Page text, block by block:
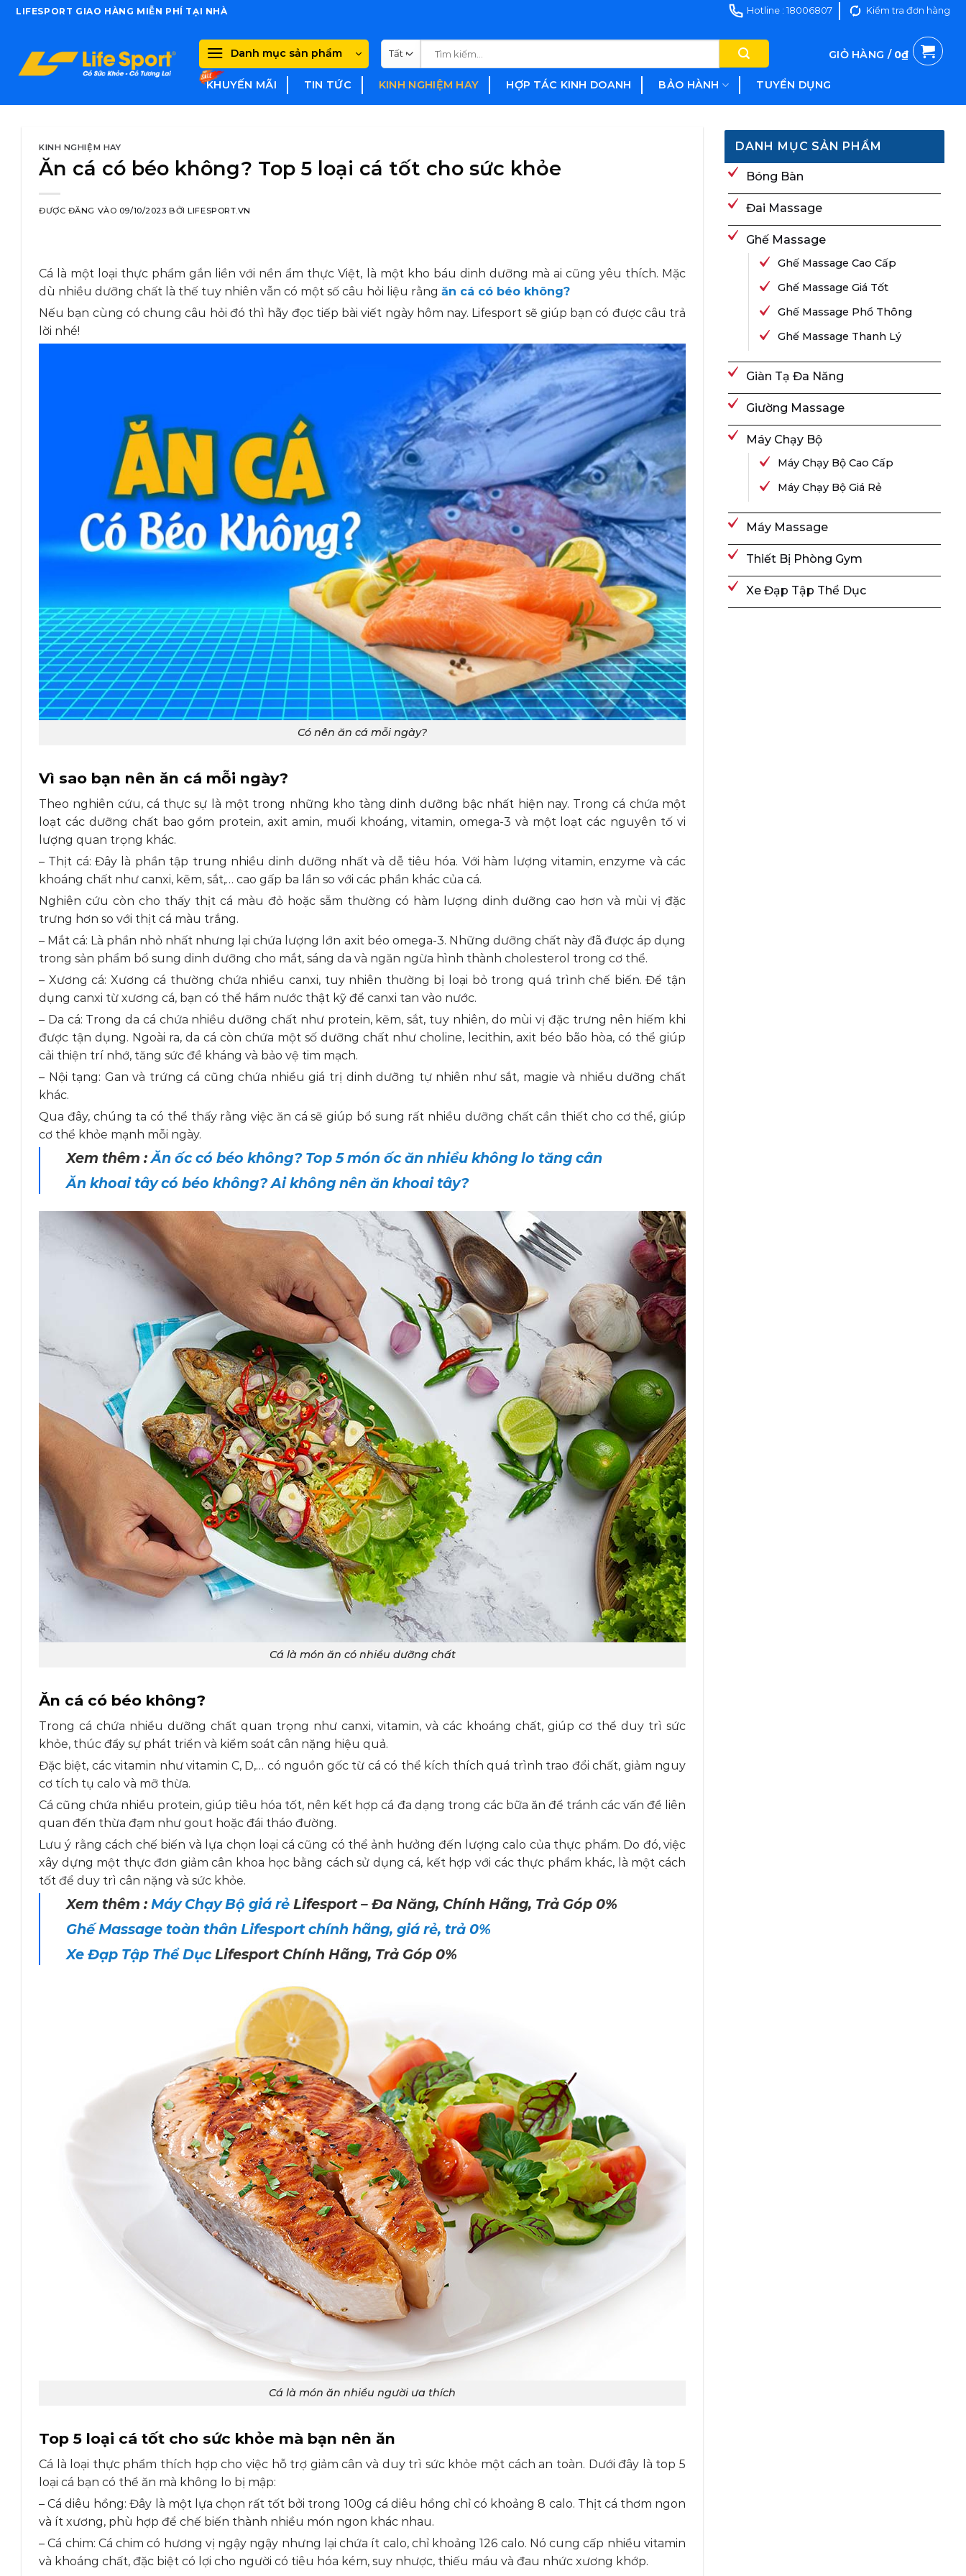
SkipLIFESPORT GIAO HÀNG MIỄN PHÍ TẠI NHÀ Hotline : 18006807 Kiểm tra đơn hàng
Danh mục sản phẩm
kiếm:
KHUYẾN MÃI TIN TỨC KINH NGHIỆM HAY HỢP TÁC KINH DOANH BẢO HÀNH TUYỂN DỤNG
GIỎ HÀNG / 0₫
KINH NGHIỆM HAY
Ăn cá có béo không? Top 5 loại cá tốt cho sức khỏe
ĐƯỢC ĐĂNG VÀO 09/10/2023 BỞILIFESPORT.VN
Cá là một loại thực phẩm gắn liền với nền ẩm thực Việt, là một kho báu dinh dưỡng mà ai cũng yêu thích. Mặc
dù nhiều dưỡng chất là thế tuy nhiên vẫn có một số câu hỏi liệu rằng ăn cá có béo không?
Nếu bạn cùng có chung câu hỏi đó thì hãy đọc tiếp bài viết ngày hôm nay. Lifesport sẽ giúp bạn có được câu trả
lời nhé!
Có nên ăn cá mỗi ngày?
Vì sao bạn nên ăn cá mỗi ngày?
Theo nghiên cứu, cá thực sự là một trong những kho tàng dinh dưỡng bậc nhất hiện nay. Trong cá chứa một
loạt các dưỡng chất bao gồm protein, axit amin, muối khoáng, vitamin, omega-3 và một loạt các nguyên tố vi
lượng quan trọng khác.
– Thịt cá: Đây là phần tập trung nhiều dinh dưỡng nhất và dễ tiêu hóa. Với hàm lượng vitamin, enzyme và các
khoáng chất như canxi, kẽm, sắt,… cao gấp ba lần so với các phần khác của cá.
Nghiên cứu còn cho thấy thịt cá màu đỏ hoặc sẫm thường có hàm lượng dinh dưỡng cao hơn và mùi vị đặc
trưng hơn so với thịt cá màu trắng.
– Mắt cá: Là phần nhỏ nhất nhưng lại chứa lượng lớn axit béo omega-3. Những dưỡng chất này đã được áp dụng
trong sản phẩm bổ sung dinh dưỡng cho mắt, sáng da và ngăn ngừa hình thành cholesterol trong cơ thể.
– Xương cá: Xương cá thường chứa nhiều canxi, tuy nhiên thường bị loại bỏ trong quá trình chế biến. Để tận
dụng canxi từ xương cá, bạn có thể hầm nước thật kỹ để canxi tan vào nước.
– Da cá: Trong da cá chứa nhiều dưỡng chất như protein, kẽm, sắt, tuy nhiên, do mùi vị đặc trưng nên hiếm khi
được tận dụng. Ngoài ra, da cá còn chứa một số dưỡng chất như choline, lecithin, axit béo bão hòa, có thể giúp
cải thiện trí nhớ, tăng sức đề kháng và bảo vệ tim mạch.
– Nội tạng: Gan và trứng cá cũng chứa nhiều giá trị dinh dưỡng tự nhiên như sắt, magie và nhiều dưỡng chất
khác.
Qua đây, chúng ta có thể thấy rằng việc ăn cá sẽ giúp bổ sung rất nhiều dưỡng chất cần thiết cho cơ thể, giúp
cơ thể khỏe mạnh mỗi ngày.
Xem thêm :Ăn ốc có béo không? Top 5 món ốc ăn nhiều không lo tăng cân
Ăn khoai tây có béo không? Ai không nên ăn khoai tây?
Cá là món ăn có nhiều dưỡng chất
Ăn cá có béo không?
Trong cá chứa nhiều dưỡng chất quan trọng như canxi, vitamin, và các khoáng chất, giúp cơ thể duy trì sức
khỏe, thúc đẩy sự phát triển và kiểm soát cân nặng hiệu quả.
Đặc biệt, các vitamin như vitamin C, D,… có nguồn gốc từ cá có thể kích thích quá trình trao đổi chất, giảm nguy
cơ tích tụ calo và mỡ thừa.
Cá cũng chứa nhiều protein, giúp tiêu hóa tốt, nên kết hợp cá đa dạng trong các bữa ăn để tránh các vấn đề liên
quan đến thừa đạm như gout hoặc đái tháo đường.
Lưu ý rằng cách chế biến và lựa chọn loại cá cũng có thể ảnh hưởng đến lượng calo của thực phẩm. Do đó, việc
xây dựng một thực đơn giảm cân khoa học bằng cách sử dụng cá, kết hợp với các thực phẩm khác, là một cách
tốt để duy trì cân nặng và sức khỏe.
Xem thêm : Máy Chạy Bộ giá rẻ Lifesport – Đa Năng, Chính Hãng, Trả Góp 0%
Ghế Massage toàn thân Lifesport chính hãng, giá rẻ, trả 0%
Xe Đạp Tập Thể DụcLifesport Chính Hãng, Trả Góp 0%
Cá là món ăn nhiều người ưa thích
Top 5 loại cá tốt cho sức khỏe mà bạn nên ăn
Cá là loại thực phẩm thích hợp cho việc hỗ trợ giảm cân và duy trì sức khỏe một cách an toàn. Dưới đây là top 5
loại cá bạn có thể ăn mà không lo bị mập:
– Cá diêu hồng: Đây là một lựa chọn rất tốt bởi trong 100g cá diêu hồng chỉ có khoảng 8 calo. Thịt cá thơm ngon
và ít xương, phù hợp để chế biến thành nhiều món ngon khác nhau.
– Cá chim: Cá chim có hương vị ngậy ngậy nhưng lại chứa ít calo, chỉ khoảng 126 calo. Nó cung cấp nhiều vitamin
và khoáng chất, đặc biệt có lợi cho người có tiêu hóa kém, suy nhược, thiếu máu và đau nhức xương khớp.
DANH MỤC SẢN PHẨM
Bóng Bàn
Đai Massage
Ghế Massage
Ghế Massage Cao Cấp
Ghế Massage Giá Tốt
Ghế Massage Phổ Thông
Ghế Massage Thanh Lý
Giàn Tạ Đa Năng
Giường Massage
Máy Chạy Bộ
Máy Chạy Bộ Cao Cấp
Máy Chạy Bộ Giá Rẻ
Máy Massage
Thiết Bị Phòng Gym
Xe Đạp Tập Thể Dục